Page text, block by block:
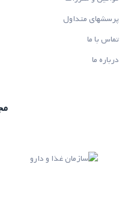
پرسشهای متداول
تماس با ما
درباره ما